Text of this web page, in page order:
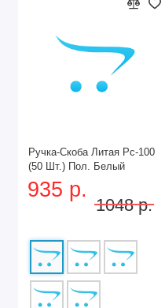
Ручка-Скоба Литая Рс-100
(50 Шт.) Пол. Белый
935 р.
1048 р.